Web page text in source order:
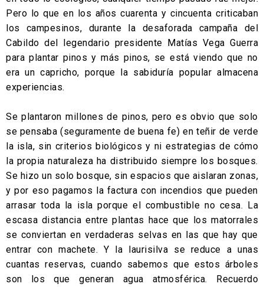
Pero lo que en los años cuarenta y cincuenta criticaban
los campesinos, durante la desaforada campaña del
Cabildo del legendario presidente Matías Vega Guerra
para plantar pinos y más pinos, se está viendo que no
era un capricho, porque la sabiduría popular almacena
experiencias.
Se plantaron millones de pinos, pero es obvio que solo
se pensaba (seguramente de buena fe) en teñir de verde
la isla, sin criterios biológicos y ni estrategias de cómo
la propia naturaleza ha distribuido siempre los bosques.
Se hizo un solo bosque, sin espacios que aislaran zonas,
y por eso pagamos la factura con incendios que pueden
arrasar toda la isla porque el combustible no cesa. La
escasa distancia entre plantas hace que los matorrales
se conviertan en verdaderas selvas en las que hay que
entrar con machete. Y la laurisilva se reduce a unas
cuantas reservas, cuando sabemos que estos árboles
son los que generan agua atmosférica. Recuerdo